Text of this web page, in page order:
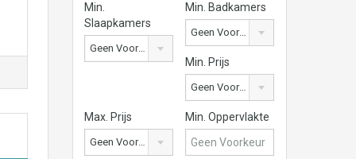
Min.
Slaapkamers
Geen Voorkeur
Min. Badkamers
Geen Voorkeur
Min. Prijs
Geen Voorkeur
Max. Prijs
Geen Voorkeur
Min. Oppervlakte